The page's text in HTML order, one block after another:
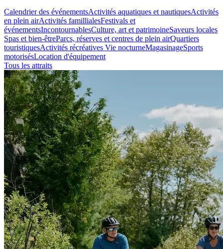
Calendrier des événementsActivités aquatiques et nautiquesActivités
en plein airActivités famillialesFestivals et
événementsIncontournablesCulture, art et patrimoineSaveurs locales
Spas et bien-êtreParcs, réserves et centres de plein airQuartiers
touristiquesActivités récréatives Vie nocturneMagasinageSports
motorisésLocation d'équipement
Tous les attraits